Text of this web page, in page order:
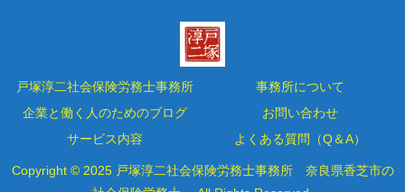
戸塚淳二社会保険労務士事務所
事務所について
企業と働く人のためのブログ
お問い合わせ
サービス内容
よくある質問（Q＆A）
Copyright © 2025 戸塚淳二社会保険労務士事務所 奈良県香芝市の